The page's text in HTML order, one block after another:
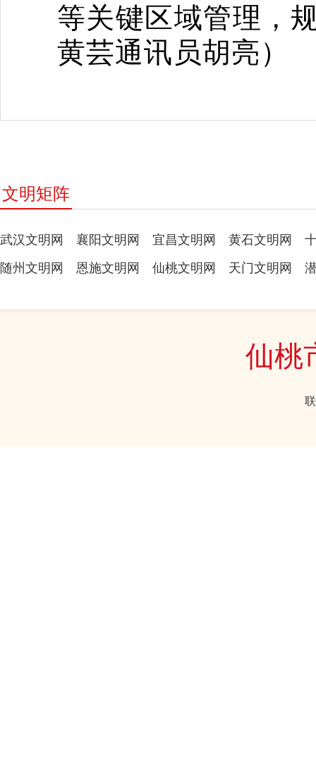
等关键区域管理，
黄芸通讯员胡亮）
文明矩阵
武汉文明网 襄阳文明网 宜昌文明网 黄石文明网
随州文明网
恩施文明网 仙桃文明网 天门文明网
仙桃